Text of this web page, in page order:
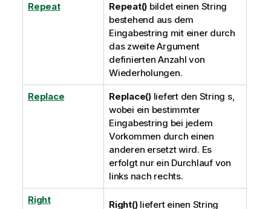
Repeat Repeat() bildet einen String
bestehend aus dem
Eingabestring mit einer durch
das zweite Argument
definierten Anzahl von
Wiederholungen.
Replace Replace()liefert den String s,
wobei ein bestimmter
Eingabestring bei jedem
Vorkommen durch einen
anderen ersetzt wird. Es
erfolgt nur ein Durchlauf von
links nach rechts.
Right Right()liefert einen String